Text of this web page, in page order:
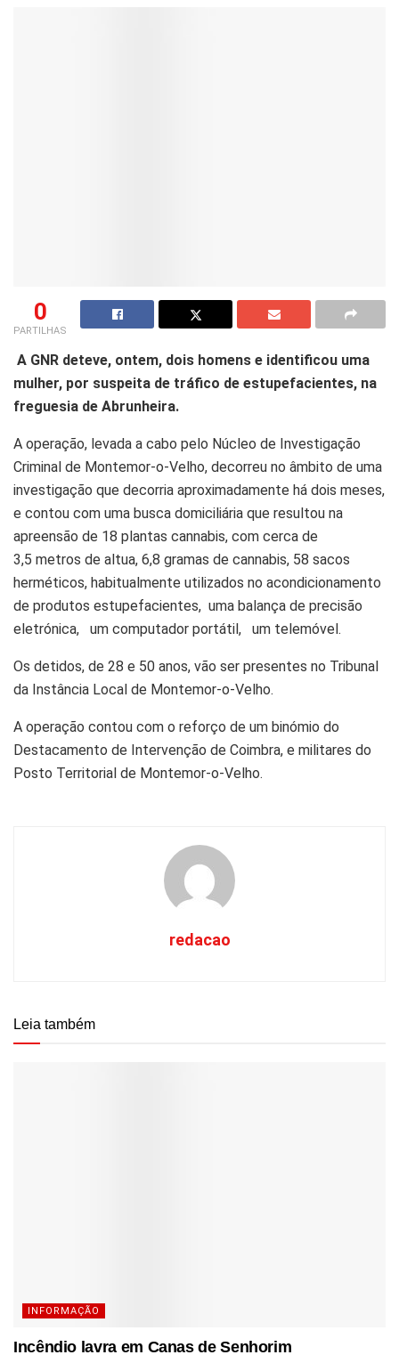
0
PARTILHAS
A GNR deteve, ontem, dois homens e identificou uma
mulher, por suspeita de tráfico de estupefacientes, na
freguesia de Abrunheira.
A operação, levada a cabo pelo Núcleo de Investigação
Criminal de Montemor-o-Velho, decorreu no âmbito de uma
investigação que decorria aproximadamente há dois meses,
e contou com uma busca domiciliária que resultou na
apreensão de 18 plantas cannabis, com cerca de
3,5 metros de altua, 6,8 gramas de cannabis, 58 sacos
herméticos, habitualmente utilizados no acondicionamento
de produtos estupefacientes, uma balança de precisão
eletrónica, um computador portátil, um telemóvel.
Os detidos, de 28 e 50 anos, vão ser presentes no Tribunal
da Instância Local de Montemor-o-Velho.
A operação contou com o reforço de um binómio do
Destacamento de Intervenção de Coimbra, e militares do
Posto Territorial de Montemor-o-Velho.
redacao
Leia também
INFORMAÇÃO
Incêndio lavra em Canas de Senhorim